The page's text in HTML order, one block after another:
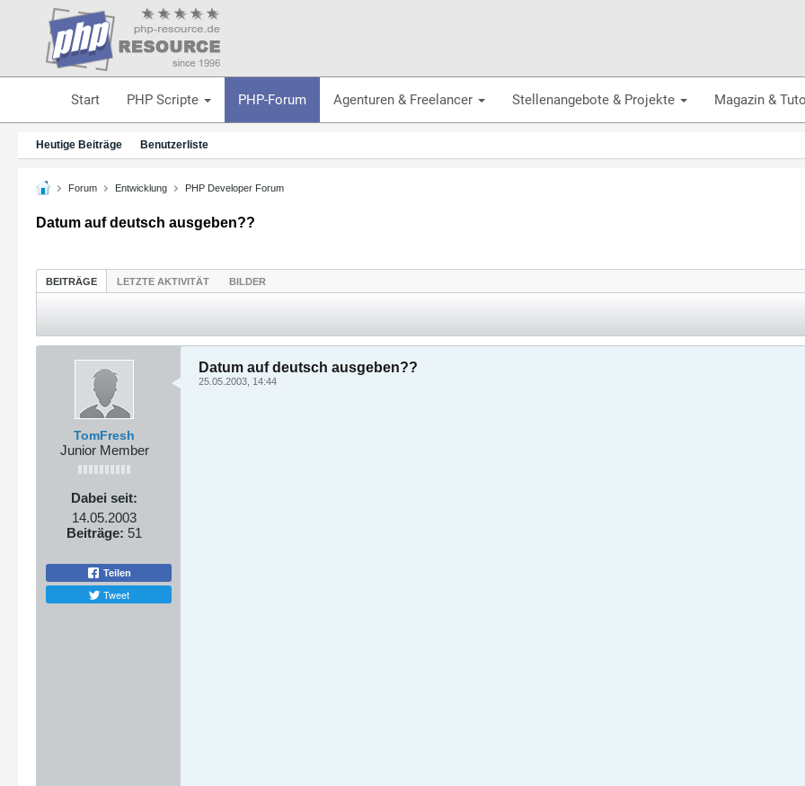
Start PHP Scripte PHP-Forum Agenturen & Freelancer Stellenangebote & Projekte Magazin &
Heutige Beiträge Benutzerliste
Forum Entwicklung PHP Developer Forum
Datum auf deutsch ausgeben??
BEITRÄGE LETZTE AKTIVITÄT BILDER
TomFresh
Junior Member
Dabei seit:
14.05.2003
Beiträge: 51
Teilen
Tweet
Datum auf deutsch ausgeben??
25.05.2003, 14:44